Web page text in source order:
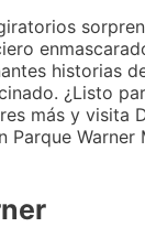
historias
¿Listo
más y visita
Parque Warner